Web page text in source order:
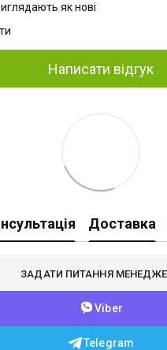
як нові
Написати відгук
Доставка
ЗАДАТИ ПИТАННЯ
Viber
Telegram